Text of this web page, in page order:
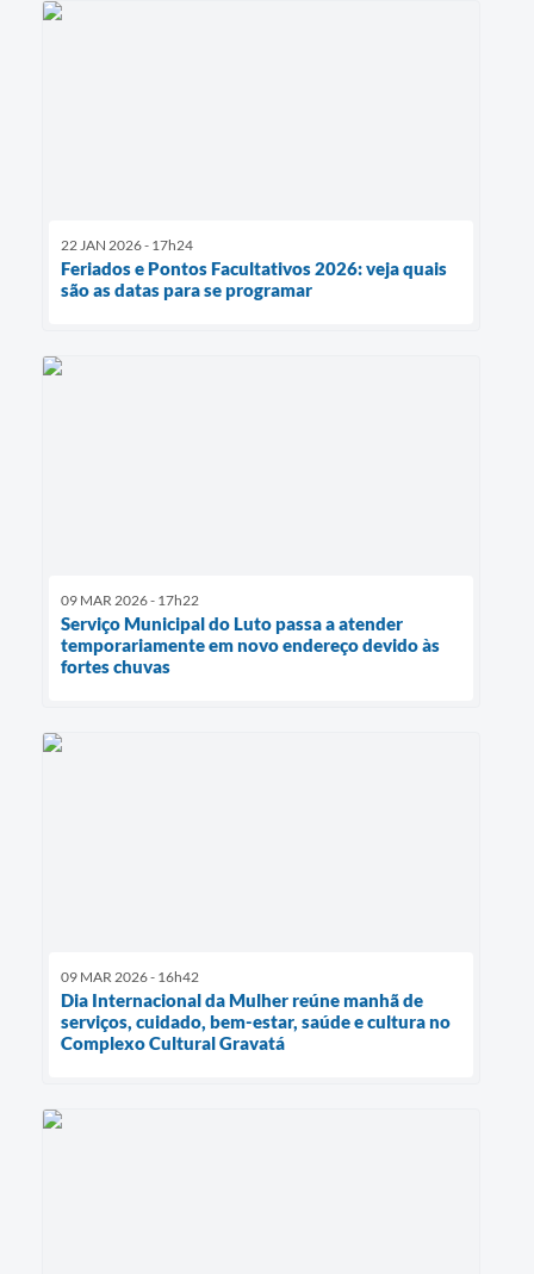
22 JAN 2026 - 17h24
Feriados e Pontos Facultativos 2026: veja quais
são as datas para se programar
09 MAR 2026 - 17h22
Serviço Municipal do Luto passa a atender
temporariamente em novo endereço devido às
fortes chuvas
09 MAR 2026 - 16h42
Dia Internacional da Mulher reúne manhã de
serviços, cuidado, bem-estar, saúde e cultura no
Complexo Cultural Gravatá